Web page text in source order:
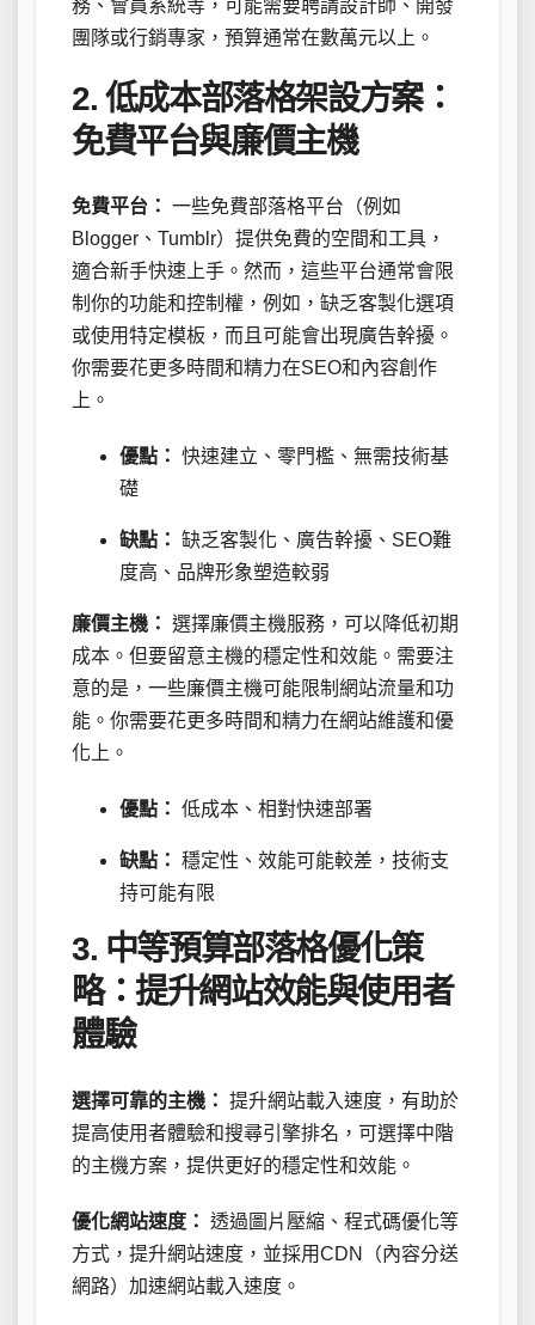
務、會員系統等，可能需要聘請設計師、開發
團隊或行銷專家，預算通常在數萬元以上。
2. 低成本部落格架設方案：
免費平台與廉價主機
免費平台： 一些免費部落格平台（例如
Blogger、Tumblr）提供免費的空間和工具，
適合新手快速上手。然而，這些平台通常會限
制你的功能和控制權，例如，缺乏客製化選項
或使用特定模板，而且可能會出現廣告幹擾。
你需要花更多時間和精力在SEO和內容創作
上。
優點： 快速建立、零門檻、無需技術基
礎
缺點： 缺乏客製化、廣告幹擾、SEO難
度高、品牌形象塑造較弱
廉價主機： 選擇廉價主機服務，可以降低初期
成本。但要留意主機的穩定性和效能。需要注
意的是，一些廉價主機可能限制網站流量和功
能。你需要花更多時間和精力在網站維護和優
化上。
優點： 低成本、相對快速部署
缺點： 穩定性、效能可能較差，技術支
持可能有限
3. 中等預算部落格優化策
略：提升網站效能與使用者
體驗
選擇可靠的主機： 提升網站載入速度，有助於
提高使用者體驗和搜尋引擎排名，可選擇中階
的主機方案，提供更好的穩定性和效能。
優化網站速度： 透過圖片壓縮、程式碼優化等
方式，提升網站速度，並採用CDN（內容分送
網路）加速網站載入速度。